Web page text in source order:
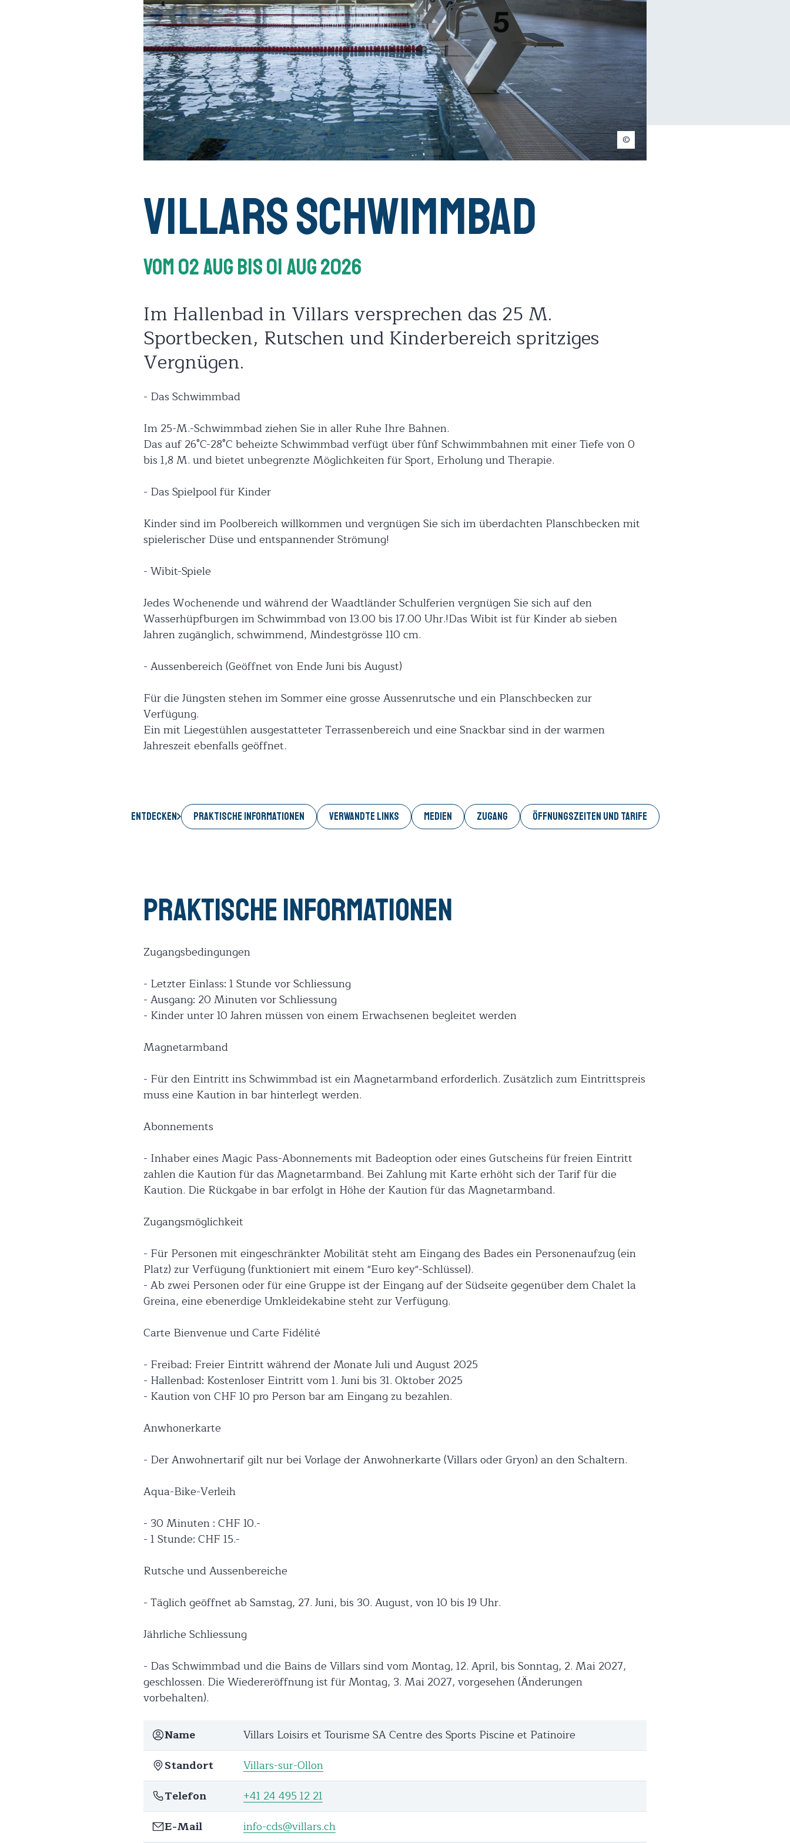
Olivier Fatzer
Villars Schwimmbad
Vom 02 AugBis 01 Aug 2026
Im Hallenbad in Villars versprechen das 25 M.
Sportbecken, Rutschen und Kinderbereich spritziges
Vergnügen.
- Das Schwimmbad
Im 25-M.-Schwimmbad ziehen Sie in aller Ruhe Ihre Bahnen.
Das auf 26°C-28°C beheizte Schwimmbad verfügt über fûnf Schwimmbahnen mit einer Tiefe von 0
bis 1,8 M. und bietet unbegrenzte Möglichkeiten für Sport, Erholung und Therapie.
- Das Spielpool für Kinder
Kinder sind im Poolbereich willkommen und vergnügen Sie sich im überdachten Planschbecken mit
spielerischer Düse und entspannender Strömung!
- Wibit-Spiele
Jedes Wochenende und während der Waadtländer Schulferien vergnügen Sie sich auf den
Wasserhüpfburgen im Schwimmbad von 13.00 bis 17.00 Uhr.!Das Wibit ist für Kinder ab sieben
Jahren zugänglich, schwimmend, Mindestgrösse 110 cm.
- Aussenbereich (Geöffnet von Ende Juni bis August)
Für die Jüngsten stehen im Sommer eine grosse Aussenrutsche und ein Planschbecken zur
Verfügung.
Ein mit Liegestühlen ausgestatteter Terrassenbereich und eine Snackbar sind in der warmen
Jahreszeit ebenfalls geöffnet.
Entdecken PRAKTISCHE INFORMATIONEN VERWANDTE LINKS MEDIEN ZUGANG ÖFFNUNGSZEITEN UND TARIFE
Praktische Informationen
Zugangsbedingungen
- Letzter Einlass: 1 Stunde vor Schliessung
- Ausgang: 20 Minuten vor Schliessung
- Kinder unter 10 Jahren müssen von einem Erwachsenen begleitet werden
Magnetarmband
- Für den Eintritt ins Schwimmbad ist ein Magnetarmband erforderlich. Zusätzlich zum Eintrittspreis
muss eine Kaution in bar hinterlegt werden.
Abonnements
- Inhaber eines Magic Pass-Abonnements mit Badeoption oder eines Gutscheins für freien Eintritt
zahlen die Kaution für das Magnetarmband. Bei Zahlung mit Karte erhöht sich der Tarif für die
Kaution. Die Rückgabe in bar erfolgt in Höhe der Kaution für das Magnetarmband.
Zugangsmöglichkeit
- Für Personen mit eingeschränkter Mobilität steht am Eingang des Bades ein Personenaufzug (ein
Platz) zur Verfügung (funktioniert mit einem "Euro key"-Schlüssel).
- Ab zwei Personen oder für eine Gruppe ist der Eingang auf der Südseite gegenüber dem Chalet la
Greina, eine ebenerdige Umkleidekabine steht zur Verfügung.
Carte Bienvenue und Carte Fidélité
- Freibad: Freier Eintritt während der Monate Juli und August 2025
- Hallenbad: Kostenloser Eintritt vom 1. Juni bis 31. Oktober 2025
- Kaution von CHF 10 pro Person bar am Eingang zu bezahlen.
Anwhonerkarte
- Der Anwohnertarif gilt nur bei Vorlage der Anwohnerkarte (Villars oder Gryon) an den Schaltern.
Aqua-Bike-Verleih
- 30 Minuten : CHF 10.-
- 1 Stunde: CHF 15.-
Rutsche und Aussenbereiche
- Täglich geöffnet ab Samstag, 27. Juni, bis 30. August, von 10 bis 19 Uhr.
Jährliche Schliessung
- Das Schwimmbad und die Bains de Villars sind vom Montag, 12. April, bis Sonntag, 2. Mai 2027,
geschlossen. Die Wiedereröffnung ist für Montag, 3. Mai 2027, vorgesehen (Änderungen
vorbehalten).
Name
Villars Loisirs et Tourisme SA Centre des Sports Piscine et Patinoire
Standort
Villars-sur-Ollon
Telefon
+41 24 495 12 21
E-Mail
info-cds@villars.ch